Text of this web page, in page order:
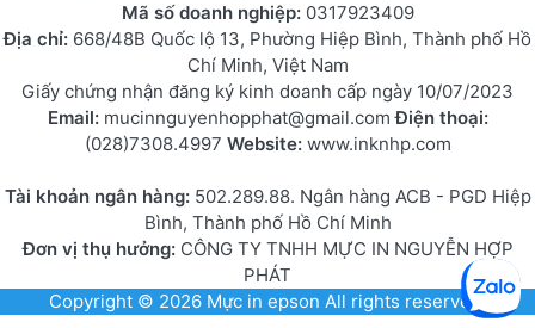
Mã số doanh nghiệp: 0317923409
Địa chỉ: 668/48B Quốc lộ 13, Phường Hiệp Bình, Thành phố Hồ
Chí Minh, Việt Nam
Giấy chứng nhận đăng ký kinh doanh cấp ngày 10/07/2023
Email: mucinnguyenhopphat@gmail.comĐiện thoại:
(028)7308.4997 Website: www.inknhp.com
Tài khoản ngân hàng: 502.289.88. Ngân hàng ACB - PGD Hiệp
Bình, Thành phố Hồ Chí Minh
Đơn vị thụ hưởng:CÔNG TY TNHH MỰC IN NGUYỄN HỢP
PHÁT
Copyright © 2026 Mực in epson All rights reserved.